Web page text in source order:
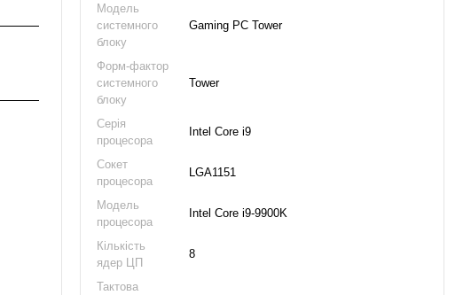
Модель
системного
блоку
Gaming PC Tower
Форм-фактор
системного
блоку
Tower
Серія
процесора
Intel Core i9
Сокет
процесора
LGA1151
Модель
процесора
Intel Core i9-9900K
Кількість
ядер ЦП
8
Тактова